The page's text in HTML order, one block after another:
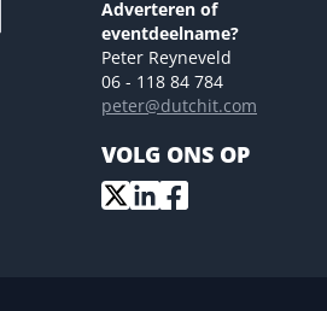
Adverteren of
eventdeelname?
Peter Reyneveld
06 - 118 84 784
peter@dutchit.com
VOLG ONS OP